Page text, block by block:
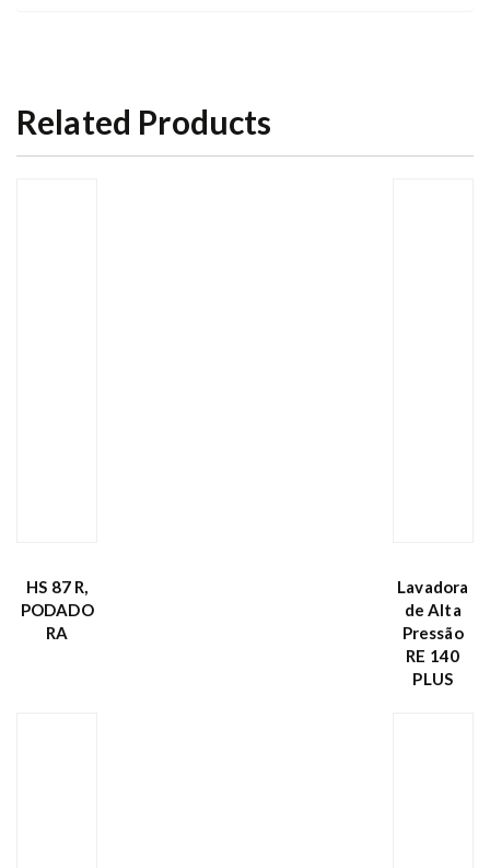
Related Products
HS 87 R,
PODADO
RA
Lavadora
de Alta
Pressão
RE 140
PLUS